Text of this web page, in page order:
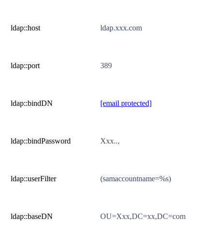
ldap::host ldap.xxx.com
ldap::port 389
ldap::bindDN [email protected]
ldap::bindPassword Xxx..,
ldap::userFilter (samaccountname=%s)
ldap::baseDN OU=Xxx,DC=xx,DC=com